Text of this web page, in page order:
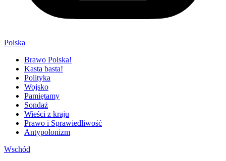
Polska
Brawo Polska!
Kasta basta!
Polityka
Wojsko
Pamiętamy
Sondaż
Wieści z kraju
Prawo i Sprawiedliwość
Antypolonizm
Wschód